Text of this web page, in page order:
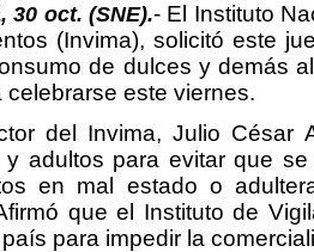
30 oct. (SNE).- El Instituto
(Invima), solicitó este
de dulces y demás
celebrarse este viernes.
del Invima, Julio César
y adultos para evitar que
en mal estado o
que el Instituto de
para impedir la